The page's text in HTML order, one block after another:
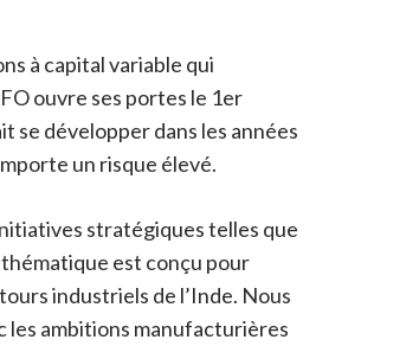
à capital variable qui
ouvre ses portes le 1er
développer dans les années
un risque élevé.
stratégiques telles que
thématique est conçu pour
industriels de l’Inde. Nous
les ambitions manufacturières